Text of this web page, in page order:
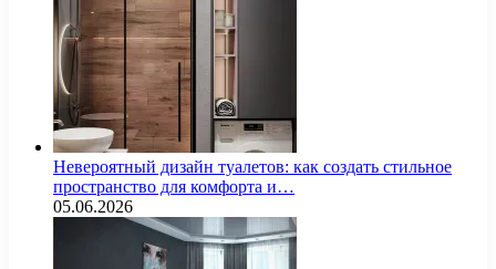
Невероятный дизайн туалетов: как создать стильное
пространство для комфорта и…
05.06.2026